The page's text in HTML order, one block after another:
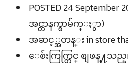
POSTED 24 September
အင္တာနက္စာမ်က္ႏွာ)
အဆင့္အတန္း in store
ေစ်းကြက္တြင္ စျဖန္႔သည္။